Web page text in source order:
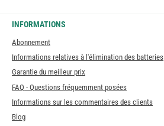
INFORMATIONS
Abonnement
Informations relatives à l'élimination des batteries
Garantie du meilleur prix
FAQ - Questions fréquemment posées
Informations sur les commentaires des clients
Blog